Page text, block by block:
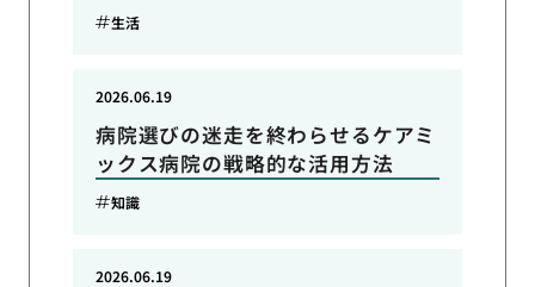
生活
病院選びの迷走を終わらせるケアミ
ックス病院の戦略的な活用方法
2026.06.19
知識
2026.06.19